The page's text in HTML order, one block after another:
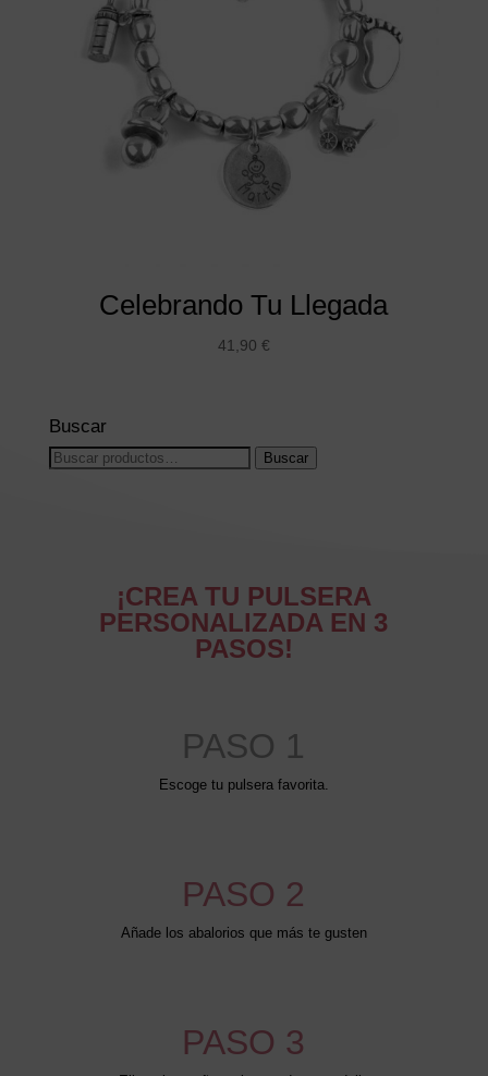
Celebrando Tu Llegada
41,90 €
Buscar
Buscar
Buscar
¡CREA TU PULSERA
PERSONALIZADA EN 3
PASOS!
PASO 1
Escoge tu pulsera favorita.
PASO 2
Añade los abalorios que más te gusten
PASO 3